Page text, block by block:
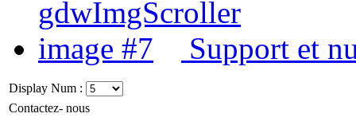
Support et
Display Num :
Contactez- nous